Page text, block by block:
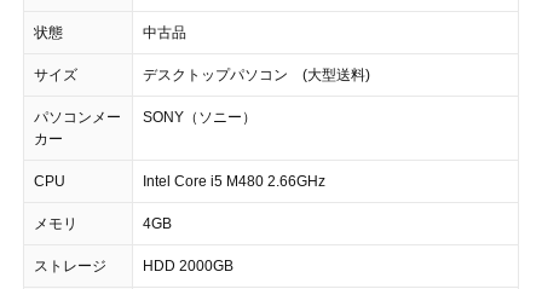
状態 中古品
サイズ デスクトップパソコン (大型送料)
パソコンメー
カー
SONY（ソニー）
CPU Intel Core i5 M480 2.66GHz
メモリ 4GB
ストレージ HDD 2000GB